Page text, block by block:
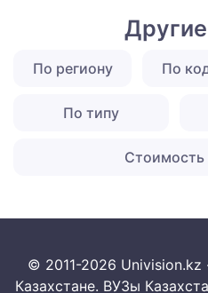
По региону По
По типу
Стоимость
© 2011-2026 Univision.kz
Казахстане. ВУЗы